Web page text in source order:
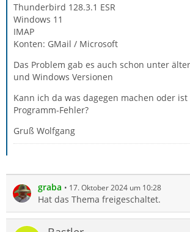
Thunderbird 128.3.1 ESR
Windows 11
IMAP
Konten: GMail / Microsoft
Das Problem gab es auch schon unter
und Windows Versionen
Kann ich da was dagegen machen oder ist
Programm-Fehler?
Gruß Wolfgang
graba 17. Oktober 2024 um 10:28
Hat das Thema freigeschaltet.